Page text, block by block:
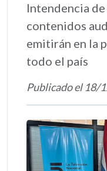
Intendencia
contenidos
emitirán en la
todo el país
Publicado el 18/